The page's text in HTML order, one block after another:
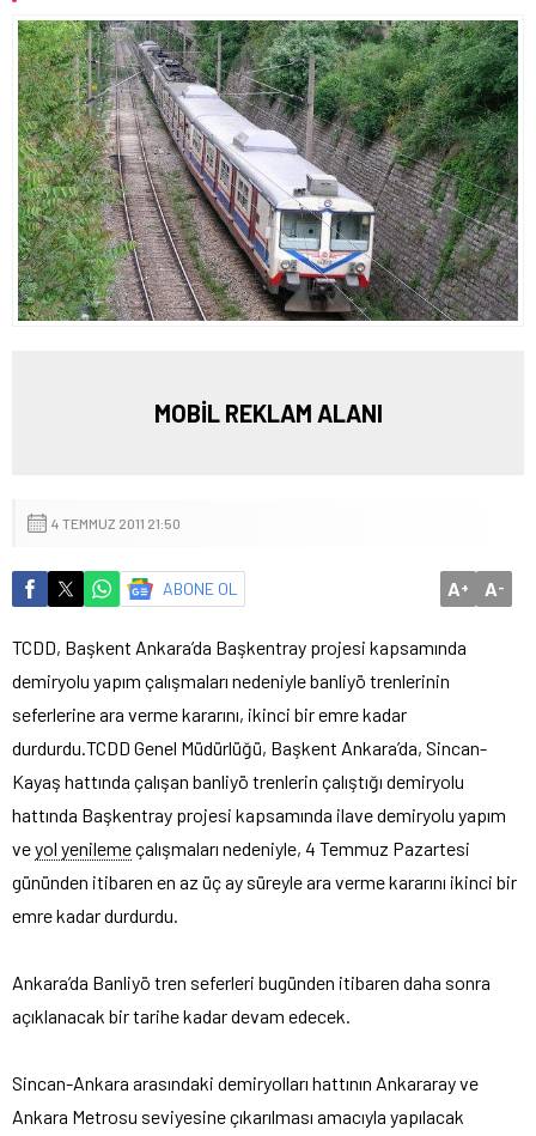
MOBİL REKLAM ALANI
4 TEMMUZ 2011 21:50
ABONE OL A+ A-
TCDD, Başkent Ankara’da Başkentray projesi kapsamında
demiryolu yapım çalışmaları nedeniyle banliyö trenlerinin
seferlerine ara verme kararını, ikinci bir emre kadar
durdurdu. TCDD Genel Müdürlüğü, Başkent Ankara’da, Sincan-
Kayaş hattında çalışan banliyö trenlerin çalıştığı demiryolu
hattında Başkentray projesi kapsamında ilave demiryolu yapım
veyol yenilemeçalışmaları nedeniyle, 4 Temmuz Pazartesi
gününden itibaren en az üç ay süreyle ara verme kararını ikinci bir
emre kadar durdurdu.
Ankara’da Banliyö tren seferleri bugünden itibaren daha sonra
açıklanacak bir tarihe kadar devam edecek.
Sincan-Ankara arasındaki demiryolları hattının Ankararay ve
Ankara Metrosu seviyesine çıkarılması amacıyla yapılacak